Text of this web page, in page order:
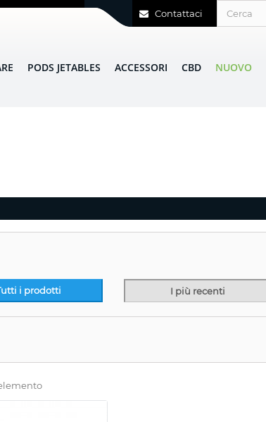
Contattaci
PODS JETABLES ACCESSORI CBD NUOVO
i prodotti I più recenti
elemento